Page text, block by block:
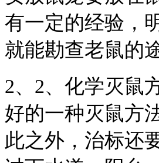
有一定的经验，
就能勘查老鼠的
2、2、化学灭鼠
好的一种灭鼠方
此之外，治标还